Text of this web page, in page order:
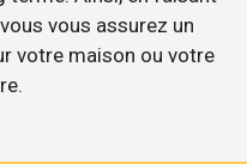
vous assurez un
votre maison ou votre